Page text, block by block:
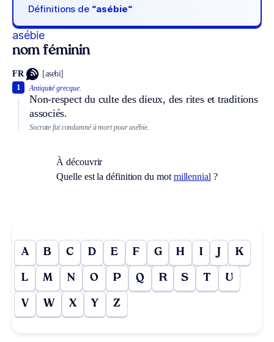
Définitions de “asébie“
asébie
nom féminin
FR [asebi]
Antiquité grecque.
Non-respect du culte des dieux, des rites et traditions
associés.
1
Socrate fut condamné à mort pour asébie.
À découvrir
Quelle est la définition du mot millennial ?
A B C D E F G H I J K
L M N O P Q R S T U
V W X Y Z